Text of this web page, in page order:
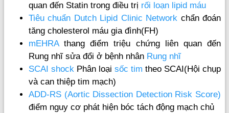
quan đến Statin trong điều trị rối loạn lipid máu
Tiêu chuẩn Dutch Lipid Clinic Network chẩn đoán
tăng cholesterol máu gia đình(FH)
mEHRAthang điểm triệu chứng liên quan đến
Rung nhĩ sửa đổi ở bệnh nhân Rung nhĩ
SCAI shock Phân loại sốc tim theo SCAI(Hội chụp
và can thiệp tim mạch)
ADD-RS (Aortic Dissection Detection Risk Score)
điểm nguy cơ phát hiện bóc tách động mạch chủ